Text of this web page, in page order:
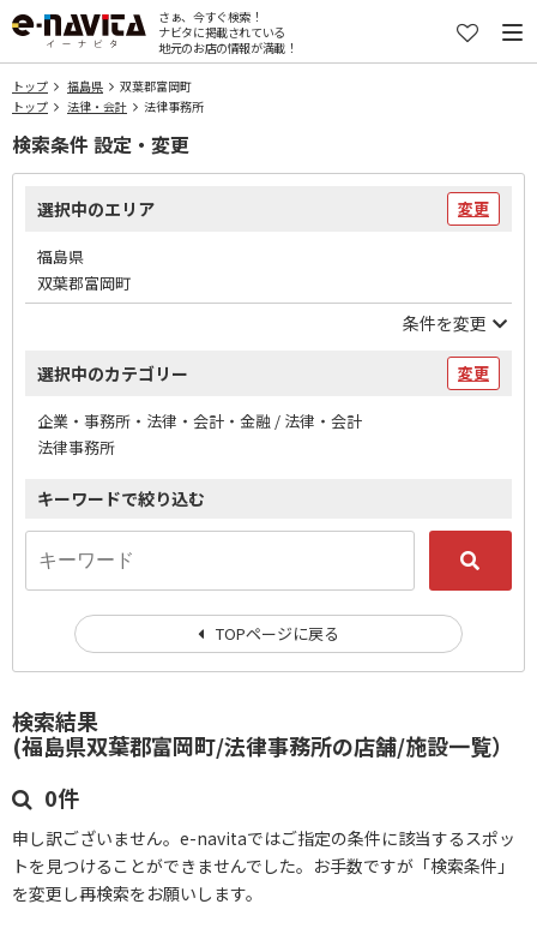
さぁ、今すぐ検索！
ナビタに掲載されている
地元のお店の情報が満載！
トップ 福島県
双葉郡富岡町
トップ
法律・会計 法律事務所
検索結果
(福島県双葉郡富岡町/法律事務所の店舗/施設一覧）
0件
申し訳ございません。e-navitaではご指定の条件に該当するスポッ
トを見つけることができませんでした。お手数ですが「検索条件」
を変更し再検索をお願いします。
検索条件 設定・変更
選択中のエリア 変更
福島県
双葉郡富岡町
条件を変更
選択中のカテゴリー 変更
企業・事務所・法律・会計・金融 / 法律・会計
法律事務所
キーワードで絞り込む
TOPページに戻る